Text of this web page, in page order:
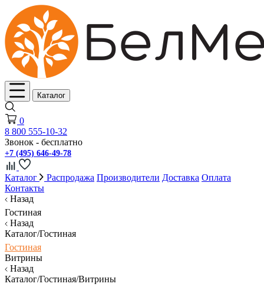
Каталог
0
8 800 555-10-32
Звонок - бесплатно
+7 (495) 646-49-78
Каталог Распродажа Производители Доставка Оплата
Контакты
Назад
Гостиная
Назад
Каталог/Гостиная
Гостиная
Витрины
Назад
Каталог/Гостиная/Витрины